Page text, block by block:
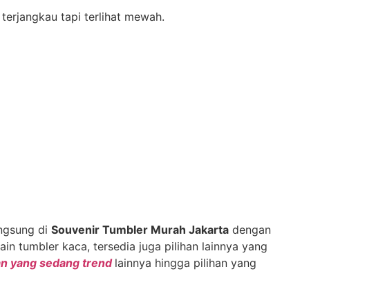
tapi terlihat mewah.
di Souvenir Tumbler Murah Jakarta dengan
tumbler kaca, tersedia juga pilihan lainnya yang
yang sedang trendlainnya hingga pilihan yang